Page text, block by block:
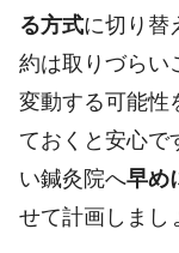
る方式に切り替
約は取りづらい
変動する可能性
ておくと安心で
い鍼灸院へ早め
せて計画しまし